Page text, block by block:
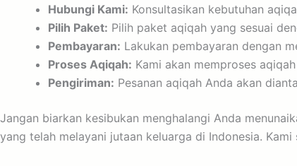
Hubungi Kami: Konsultasikan kebutuhan
Pilih Paket: Pilih paket aqiqah yang sesuai
Pembayaran: Lakukan pembayaran dengan
Proses Aqiqah: Kami akan memproses
Pengiriman: Pesanan aqiqah Anda akan
Jangan biarkan kesibukan menghalangi Anda
yang telah melayani jutaan keluarga di Indonesia.